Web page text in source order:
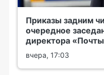
Приказы задним
очередное
директора
вчера, 17:03